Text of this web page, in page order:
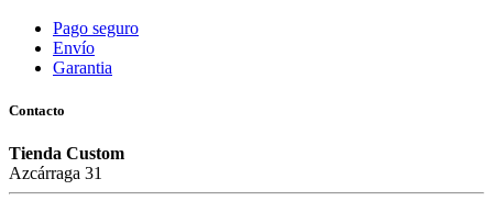
Pago seguro
Envío
Garantia
Contacto
Tienda Custom
Azcárraga 31